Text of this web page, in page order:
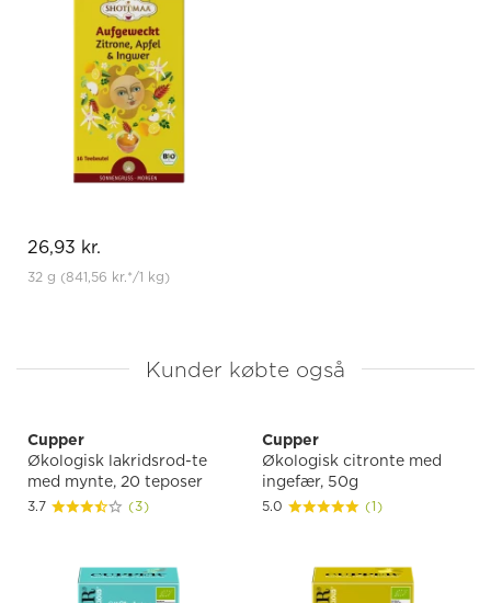
26,93 kr.
32 g (841,56 kr.*/1 kg)
Kunder købte også
Cupper
Økologisk lakridsrod-te
med mynte, 20 teposer
3.7 (3)
Cupper
Økologisk citronte med
ingefær, 50g
5.0 (1)